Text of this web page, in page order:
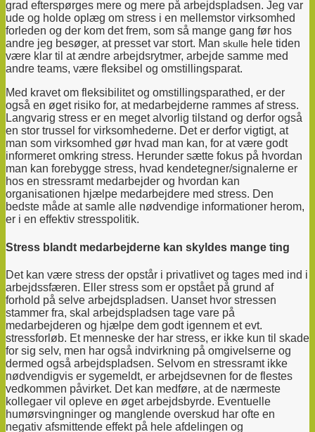
grad efterspørges mere og mere på arbejdspladsen. Jeg var
ude og holde oplæg om stress i en mellemstor virksomhed
forleden og der kom det frem, som så mange gang før hos
andre jeg besøger, at presset var stort. Man skulle hele tiden
være klar til at ændre arbejdsrytmer, arbejde samme med
andre teams, være fleksibel og omstillingsparat.
Med kravet om fleksibilitet og omstillingsparathed, er der
også en øget risiko for, at medarbejderne rammes af stress.
Langvarig stress er en meget alvorlig tilstand og derfor også
en stor trussel for virksomhederne. Det er derfor vigtigt, at
man som virksomhed gør hvad man kan, for at være godt
informeret omkring stress. Herunder sætte fokus på hvordan
man kan forebygge stress, hvad kendetegner/signalerne er
hos en stressramt medarbejder og hvordan kan
organisationen hjælpe medarbejdere med stress. Den
bedste måde at samle alle nødvendige informationer herom,
er i en effektiv stresspolitik.
Stress blandt medarbejderne kan skyldes mange ting
Det kan være stress der opstår i privatlivet og tages med ind i
arbejdssfæren. Eller stress som er opstået på grund af
forhold på selve arbejdspladsen. Uanset hvor stressen
stammer fra, skal arbejdspladsen tage vare på
medarbejderen og hjælpe dem godt igennem et evt.
stressforløb. ​Et menneske der har stress, er ikke kun til skade
for sig selv, men har også indvirkning på omgivelserne og
dermed også arbejdspladsen. Selvom en stressramt ikke
nødvendigvis er sygemeldt, er arbejdsevnen for de flestes
vedkommen påvirket. Det kan medføre, at de nærmeste
kollegaer vil opleve en øget arbejdsbyrde. Eventuelle
humørsvingninger og manglende overskud har ofte en
negativ afsmittende effekt på hele afdelingen og